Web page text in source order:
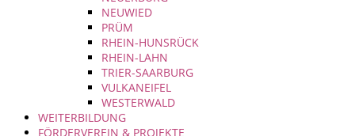
NEUWIED
PRÜM
RHEIN-HUNSRÜCK
RHEIN-LAHN
TRIER-SAARBURG
VULKANEIFEL
WESTERWALD
WEITERBILDUNG
FÖRDERVEREIN & PROJEKTE